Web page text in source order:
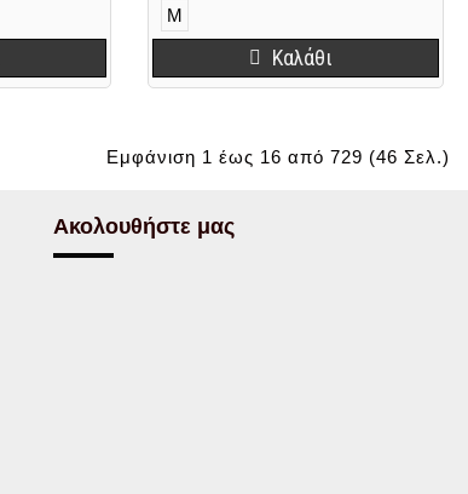
M
Καλάθι
Εμφάνιση 1 έως 16 από 729 (46 Σελ.)
Ακολουθήστε μας